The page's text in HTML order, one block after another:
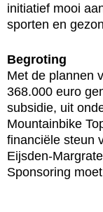
initiatief mooi
sporten en
Begroting
Met de plannen
368.000 euro
subsidie, uit
Mountainbike
financiële steun
Eijsden-
Sponsoring